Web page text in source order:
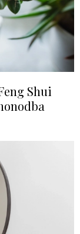
Shui